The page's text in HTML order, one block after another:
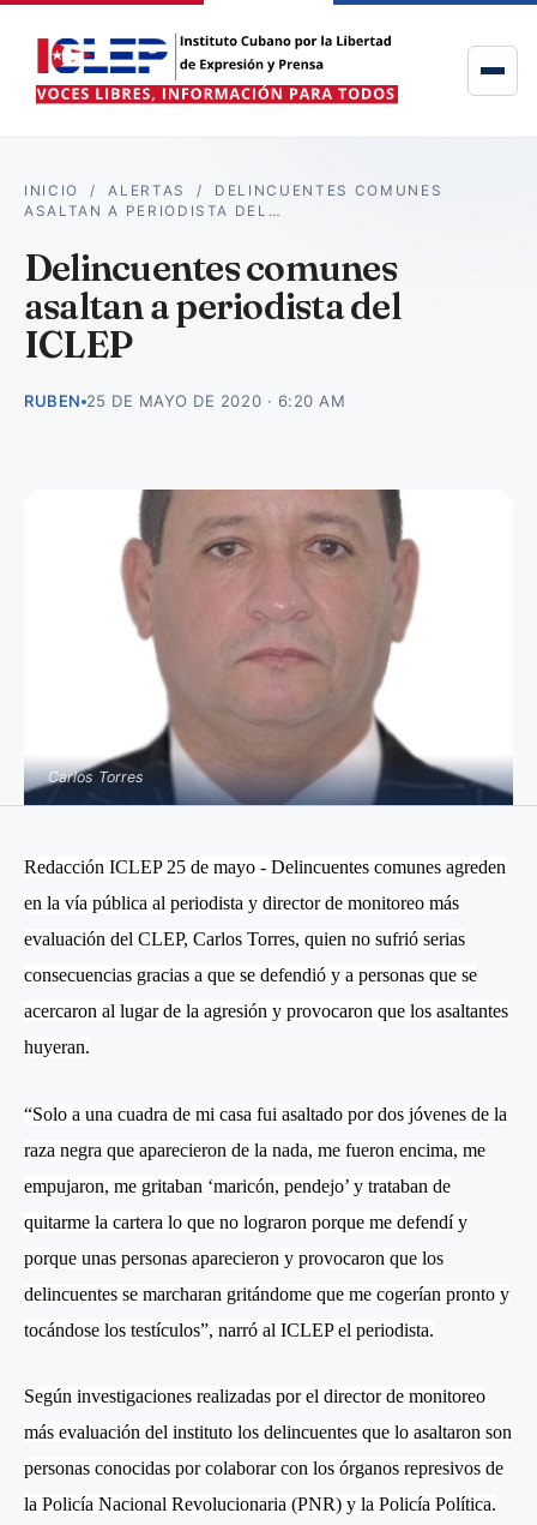
INICIO /ALERTAS / DELINCUENTES COMUNES
ASALTAN A PERIODISTA DEL…
Delincuentes comunes
asaltan a periodista del
ICLEP
RUBEN 25 DE MAYO DE 2020 · 6:20 AM
Carlos Torres
Redacción ICLEP 25 de mayo - Delincuentes comunes agreden
en la vía pública al periodista y director de monitoreo más
evaluación del CLEP, Carlos Torres, quien no sufrió serias
consecuencias gracias a que se defendió y a personas que se
acercaron al lugar de la agresión y provocaron que los asaltantes
huyeran.
“Solo a una cuadra de mi casa fui asaltado por dos jóvenes de la
raza negra que aparecieron de la nada, me fueron encima, me
empujaron, me gritaban ‘maricón, pendejo’ y trataban de
quitarme la cartera lo que no lograron porque me defendí y
porque unas personas aparecieron y provocaron que los
delincuentes se marcharan gritándome que me cogerían pronto y
tocándose los testículos”, narró al ICLEP el periodista.
Según investigaciones realizadas por el director de monitoreo
más evaluación del instituto los delincuentes que lo asaltaron son
personas conocidas por colaborar con los órganos represivos de
la Policía Nacional Revolucionaria (PNR) y la Policía Política.